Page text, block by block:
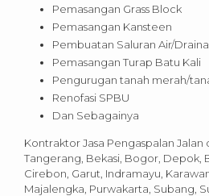
Pemasangan Grass Block
Pemasangan Kansteen
Pembuatan Saluran Air/
Pemasangan Turap Batu Kali
Pengurugan tanah merah/
Renofasi SPBU
Dan Sebagainya
Kontraktor Jasa Pengaspalan Jalan
Tangerang, Bekasi, Bogor, Depok,
Cirebon, Garut, Indramayu,
Majalengka, Purwakarta, Subang,